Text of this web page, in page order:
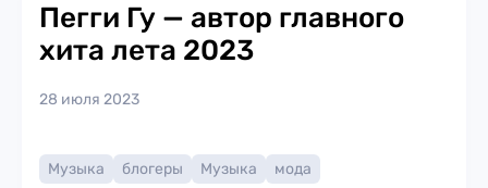
Пегги Гу — автор главного
хита лета 2023
28 июля 2023
Музыка блогеры Музыка
мода